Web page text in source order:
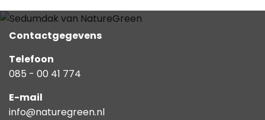
Contactgegevens
Telefoon
085 - 00 41 774
E-mail
info@naturegreen.nl